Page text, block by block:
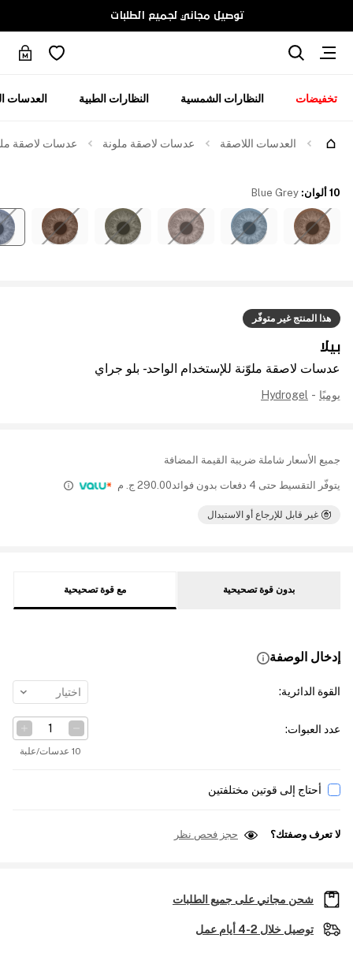
توصيل مجاني لجميع الطلبات
تخفيضات النظارات الشمسية النظارات الطبية العدسات
العدسات اللاصقة عدسات لاصقة ملونة عدسات لاصقة
هذا المنتج غير متوفّر
بيلا
عدسات لاصقة ملوّنة للإستخدام الواحد - بلو جراي
يوميًا -
Hydrogel
جميع الأسعار شاملة ضريبة القيمة المضافة
يتوفّر التقسيط حتى 4 دفعات بدون فوائد 290.00 ج. م
غير قابل للإرجاع أو الاستبدال
10 ألوان :
Blue Grey
بدون قوة تصحيحية مع قوة تصحيحية
إدخال الوصفة
القوة الدائرية: اختيار
عدد العبوات:
10 عدسات/علبة
أحتاج إلى قوتين مختلفتين
لا تعرف وصفتك؟ حجز فحص نظر
شحن مجاني على جميع الطلبات
توصيل خلال 2-4 أيام عمل